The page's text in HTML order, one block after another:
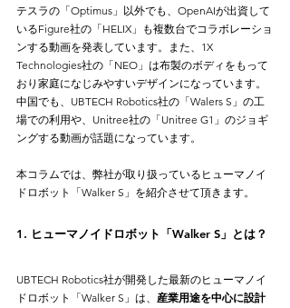
テスラの「Optimus」以外でも、OpenAIが出資して
いるFigure社の「HELIX」も複数台でコラボレーショ
ンする動画を発表しています。また、1X
Technologies社の「NEO」は布製のボディをもって
おり家庭になじみやすいデザインになっています。
中国でも、UBTECH Robotics社の「Walers S」の工
場での利用や、Unitree社の「Unitree G1」のジョギ
ングする動画が話題になっています。
本コラムでは、弊社が取り扱っているヒューマノイ
ドロボット「Walker S」を紹介させて頂きます。
1. ヒューマノイドロボット「Walker S」とは？
UBTECH Robotics社が開発した最新のヒューマノイ
ドロボット「Walker S」は、 産業用途を中心に設計